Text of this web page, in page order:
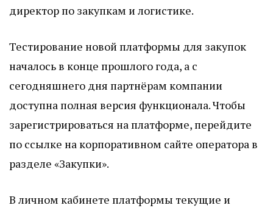
директор по закупкам и логистике.
Тестирование новой платформы для закупок
началось в конце прошлого года, а с
сегодняшнего дня партнёрам компании
доступна полная версия функционала. Чтобы
зарегистрироваться на платформе, перейдите
по ссылке на корпоративном сайте оператора в
разделе «Закупки».
В личном кабинете платформы текущие и